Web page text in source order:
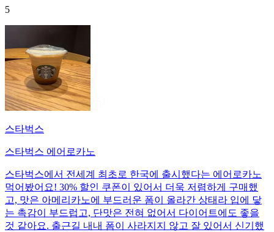
5
스타벅스
스타벅스 에어로카노
스타벅스에서 전세계 최초로 한국에 출시했다는 에어로카노
먹어봤어요! 30% 할인 쿠폰이 있어서 더욱 저렴하게 구매했
고, 맛은 아메리카노에 부드러운 폼이 올라간 상태라 입에 닿
는 촉감이 부드럽고, 단맛은 전혀 없어서 다이어트에도 좋을
것 같아요. 출근길 내내 폼이 사라지지 않고 잘 있어서 신기했